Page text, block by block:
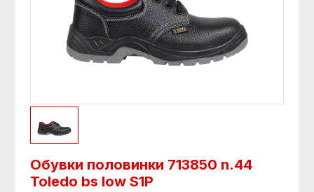
Обувки половинки 713850 n.44
Toledo bs low S1P